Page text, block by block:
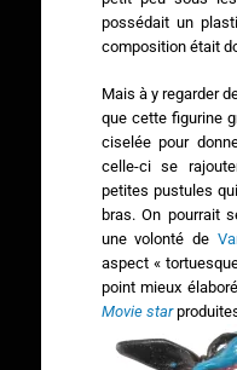
possédait un
composition était
Mais à y regarder
que cette figurine
ciselée pour
celle-ci se
petites pustules
bras. On pourrait
une volonté de
aspect «
point mieux
Movie star